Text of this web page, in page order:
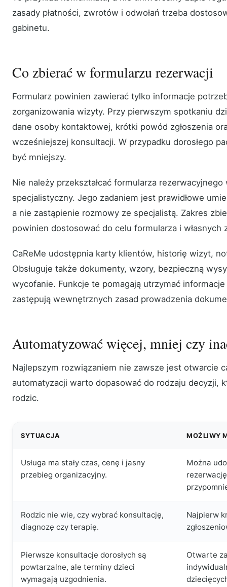
zasady płatności, zwrotów i odwołań trzeba
gabinetu.
Co zbierać w formularzu rezerwacji
Formularz powinien zawierać tylko informacje
zorganizowania wizyty. Przy pierwszym spotkaniu
dane osoby kontaktowej, krótki powód zgłoszenia
wcześniejszej konsultacji. W przypadku dorosłego
być mniejszy.
Nie należy przekształcać formularza rezerwacyjnego
specjalistyczny. Jego zadaniem jest prawidłowe
a nie zastąpienie rozmowy ze specjalistą. Zakres
powinien dostosować do celu formularza i własnych
CaReMe udostępnia karty klientów, historię wizyt,
Obsługuje także dokumenty, wzory, bezpieczną
wycofanie. Funkcje te pomagają utrzymać
zastępują wewnętrznych zasad prowadzenia
Automatyzować więcej, mniej czy
Najlepszym rozwiązaniem nie zawsze jest otwarcie
automatyzacji warto dopasować do rodzaju decyzji,
rodzic.
SYTUACJA MOŻLIWY
Usługa ma stały czas, cenę i jasny
przebieg organizacyjny.
Można
Rodzic nie wie, czy wybrać konsultację,
diagnozę czy terapię.
Najpierw
Pierwsze konsultacje dorosłych są
powtarzalne, ale terminy dzieci
wymagają uzgodnienia.
Otwarte